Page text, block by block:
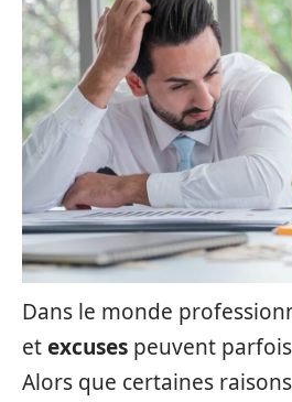
Dans le monde
etexcuses peuvent
Alors que certaines